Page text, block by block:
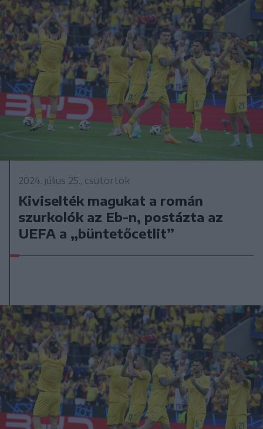
2024. július 25., csütörtök
Kiviselték magukat a román
szurkolók az Eb-n, postázta az
UEFA a „büntetőcetlit”